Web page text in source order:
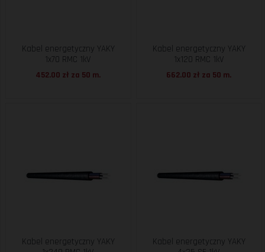
Kabel energetyczny YAKY
1x70 RMC 1kV
452.00 zł za 50 m.
Kabel energetyczny YAKY
1x120 RMC 1kV
662.00 zł za 50 m.
Kabel energetyczny YAKY
Kabel energetyczny YAKY